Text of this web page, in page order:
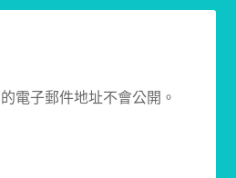
電子郵件地址不會公開。